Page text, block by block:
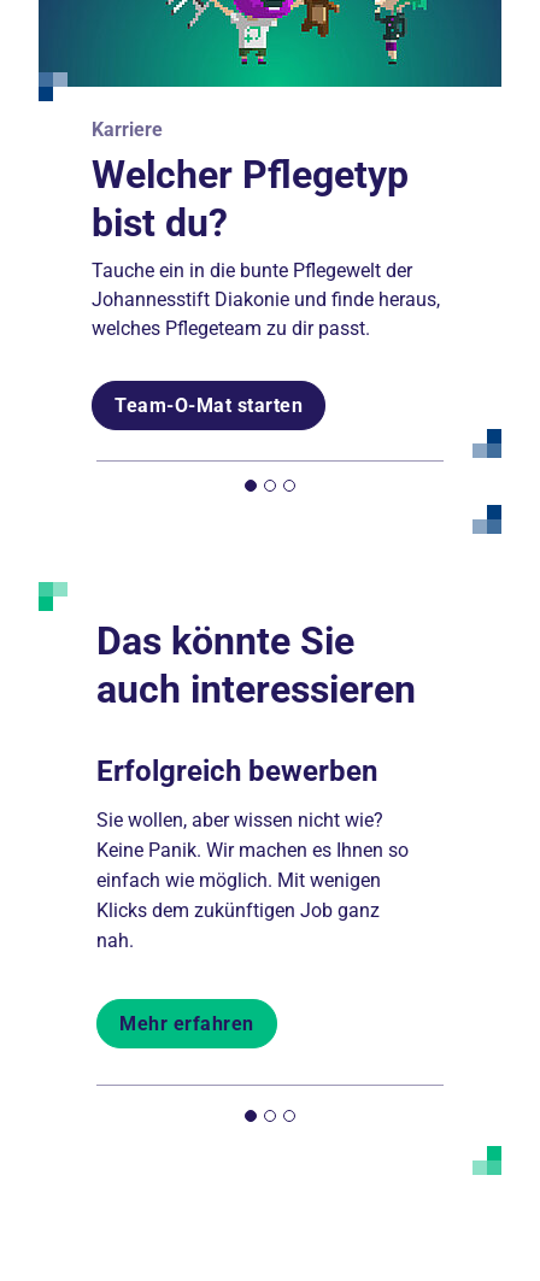
Karriere
Welcher Pflegetyp
bist du?
Tauche ein in die bunte Pflegewelt der
Johannesstift Diakonie und finde heraus,
welches Pflegeteam zu dir passt.
Team-O-Mat starten
Karriere & Bildung
Darum
Johannesstift
Diakonie
Umfassende Benefits und finanzielle
diakonischen Träger zu arbeiten lohnt
sich für Sie.
Mehr erfahren
Karriere & Bildung
Fort- und
Weiterbildungen
Unsere Akademien eröffnen Ihnen die
Möglichkeit, sich beruflich
weiterzuentwickeln.
Mehr erfahren
Das könnte Sie
auch interessieren
Erfolgreich bewerben
Sie wollen, aber wissen nicht wie?
Keine Panik. Wir machen es Ihnen so
einfach wie möglich. Mit wenigen
Klicks dem zukünftigen Job ganz
nah.
Mehr erfahren